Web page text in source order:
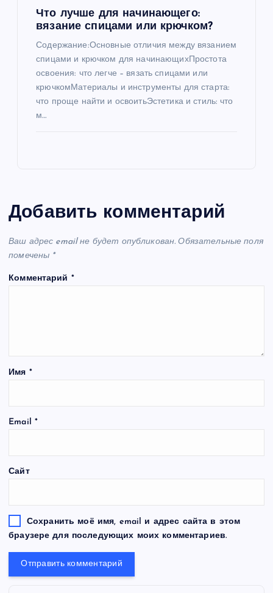
Что лучше для начинающего:
вязание спицами или крючком?
Содержание:Основные отличия между вязанием
спицами и крючком для начинающихПростота
освоения: что легче – вязать спицами или
крючкомМатериалы и инструменты для старта:
что проще найти и освоитьЭстетика и стиль: что
м…
Добавить комментарий
Ваш адрес email не будет опубликован. Обязательные поля
помечены *
Комментарий *
Имя *
Email *
Сайт
Сохранить моё имя, email и адрес сайта в этом
браузере для последующих моих комментариев.